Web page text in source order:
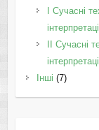
I Cучасні
II Cучасні
Інші (7)